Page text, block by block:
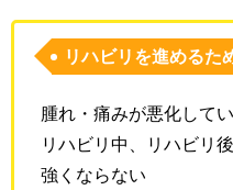
リハビリを進めるた
腫れ・痛みが悪化して
リハビリ中、リハビリ
強くならない